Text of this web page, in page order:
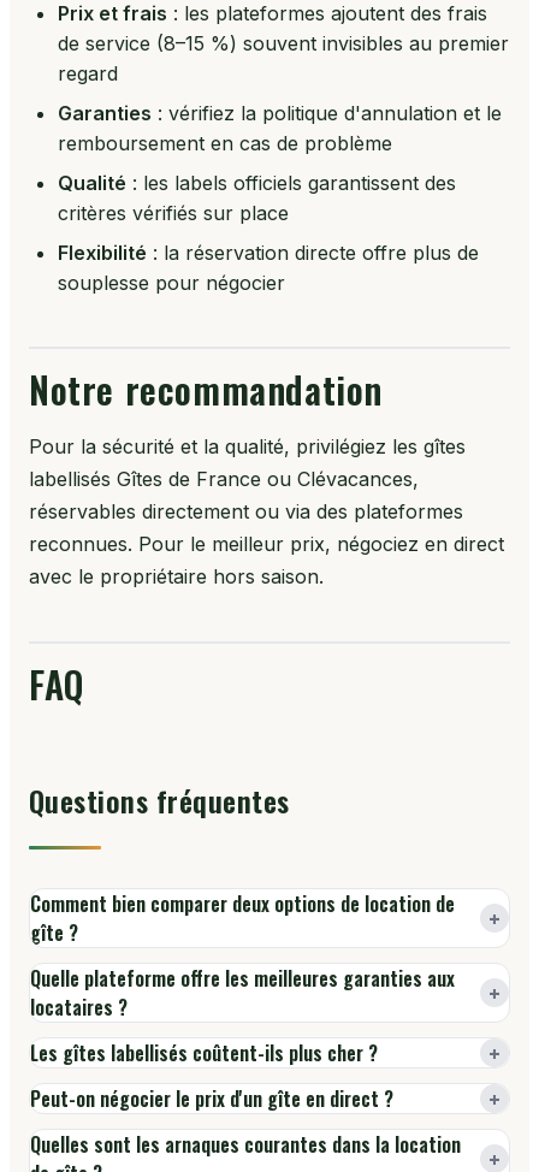
Prix et frais : les plateformes ajoutent des frais
de service (8–15 %) souvent invisibles au premier
regard
Garanties : vérifiez la politique d'annulation et le
remboursement en cas de problème
Qualité : les labels officiels garantissent des
critères vérifiés sur place
Flexibilité : la réservation directe offre plus de
souplesse pour négocier
Notre recommandation
Pour la sécurité et la qualité, privilégiez les gîtes
labellisés Gîtes de France ou Clévacances,
réservables directement ou via des plateformes
reconnues. Pour le meilleur prix, négociez en direct
avec le propriétaire hors saison.
FAQ
Questions fréquentes
Comment bien comparer deux options de location de
gîte ?
+
Quelle plateforme offre les meilleures garanties aux
locataires ?
+
Les gîtes labellisés coûtent-ils plus cher ? +
Peut-on négocier le prix d'un gîte en direct ? +
Quelles sont les arnaques courantes dans la location
+